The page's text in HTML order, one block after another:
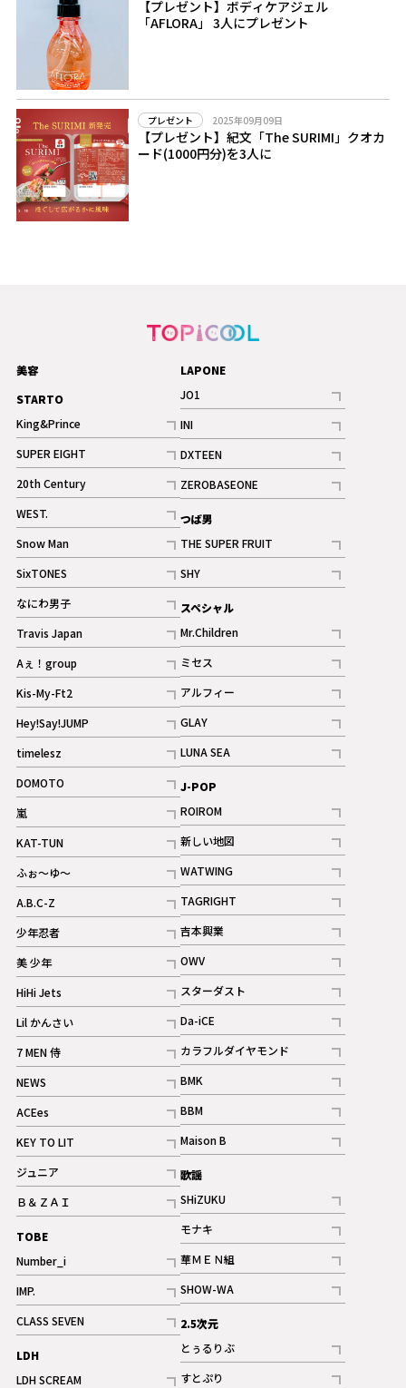
【プレゼント】ボディケアジェル
「AFLORA」 3人にプレゼント
プレゼント 2025年09月09日
【プレゼント】紀文「The SURIMI」クオカ
ード(1000円分)を3人に
美容
STARTO
King&Prince
記事
SUPER EIGHT
記事
20th Century
記事
WEST.
記事
Snow Man
記事
ギャラリー
SixTONES
記事
ギャラリー
なにわ男子
記事
Travis Japan
記事
Aぇ！group
記事
Kis-My-Ft2
記事
ギャラリー
Hey!Say!JUMP
記事
timelesz
記事
DOMOTO
記事
嵐
記事
KAT-TUN
記事
ふぉ～ゆ～
記事
A.B.C-Z
記事
ギャラリー
少年忍者
記事
美 少年
記事
HiHi Jets
記事
Lil かんさい
記事
7 MEN 侍
記事
NEWS
記事
ACEes
記事
KEY TO LIT
記事
ジュニア
記事
Ｂ＆ＺＡＩ
記事
TOBE
Number_i
記事
IMP.
記事
CLASS SEVEN
記事
LDH
LDH SCREAM
LAPONE
JO1
記事
INI
記事
ギャラリー
DXTEEN
記事
ギャラリー
ZEROBASEONE
記事
つば男
THE SUPER FRUIT
記事
SHY
記事
スペシャル
Mr.Children
記事
ミセス
記事
アルフィー
記事
GLAY
記事
LUNA SEA
記事
J-POP
ROIROM
記事
新しい地図
記事
WATWING
記事
TAGRIGHT
記事
吉本興業
記事
OWV
記事
ギャラリー
スターダスト
記事
Da-iCE
記事
カラフルダイヤモンド
記事
BMK
記事
BBM
記事
ギャラリー
Maison B
記事
歌謡
SHiZUKU
記事
モナキ
記事
華ＭＥＮ組
記事
SHOW-WA
記事
2.5次元
とぅるりぶ
記事
すとぷり